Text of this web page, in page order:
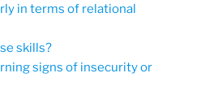
in terms of relational
skills?
signs of insecurity or